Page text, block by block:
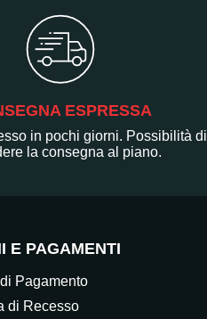
ESPRESSA
in pochi giorni. Possibilità di
la consegna al piano.
E PAGAMENTI
Pagamento
di Recesso